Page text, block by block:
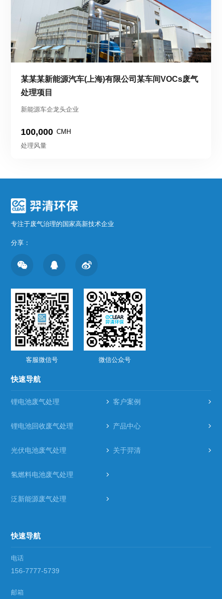
某某某新能源汽车(上海)有限公司某车间VOCs废气
处理项目
新能源车企龙头企业
100,000 CMH
处理风量
专注于废气治理的国家高新技术企业
分享：
客服微信号 微信公众号
快速导航
锂电池废气处理 客户案例
锂电池回收废气处理 产品中心
光伏电池废气处理 关于羿清
氢燃料电池废气处理
泛新能源废气处理
快速导航
电话
156-7777-5739
邮箱